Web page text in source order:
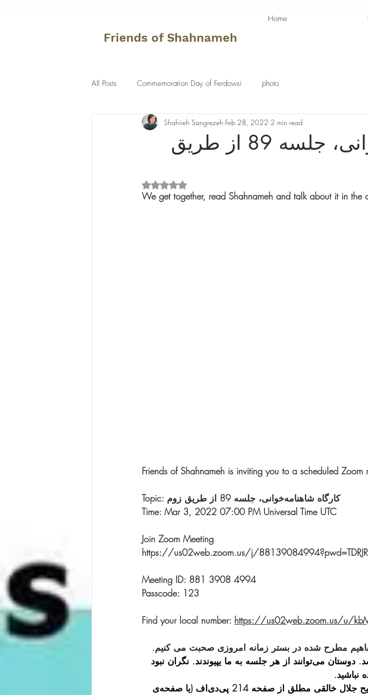
Friends of Shahnameh
Home
All Posts Commemoration Day of Ferdowsi photo
کارگاه شاهنامه‌خوانی، جلسه 89 از طریق
Shahireh Sangrezeh Feb 28, 2022 2 min read
Rated NaN out of 5 stars.
We get together, read Shahnameh and talk about it in the
Friends of Shahnameh is inviting you to a scheduled Zoom
Topic: کارگاه شاهنامه‌خوانی، جلسه 89 از طریق ز‌وم
Time: Mar 3, 2022 07:00 PM Universal Time UTC
Join Zoom Meeting
https://us02web.zoom.us/j/
Meeting ID: 881 3908 4994
Passcode: 123
Find your local number: https://us02web.zoom.us/u/
مطرح شده در بستر زمانه امروزی صحبت می کنیم.
ورود به جلسه برای همگان آزاد می‌باشد. دوستان می‌توانند از هر جلسه به ما یپیوندند. نگران نبود
نباشید.
ابا نسخه‌ی پی‌دی‌اف، جلد سوم به تصحیح جلال خالقی مطلق از صفحه 214 پی‌دی‌اف (یا صفحه‌ی